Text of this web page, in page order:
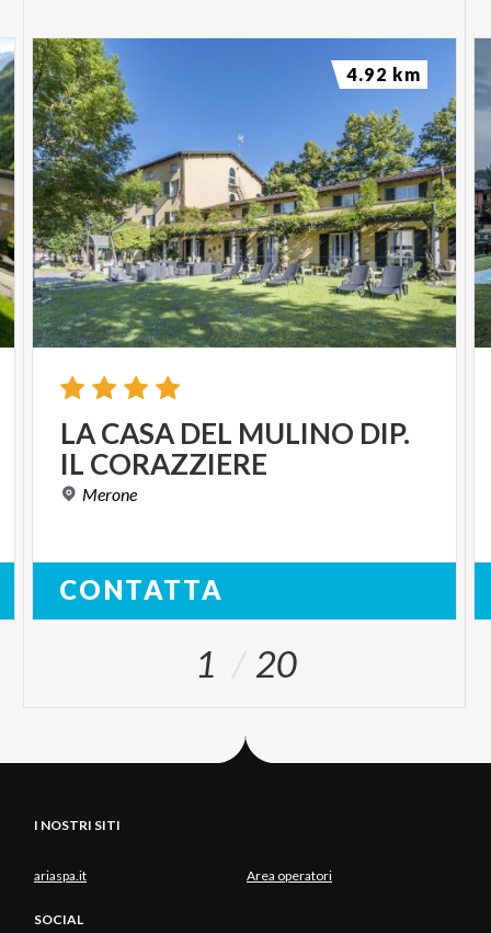
LACASA DEL MULINO DIP.
IL CORAZZIERE
Merone
CONTATTA
4.92 km
1 20
I NOSTRI SITI
ariaspa.it Area operatori
SOCIAL